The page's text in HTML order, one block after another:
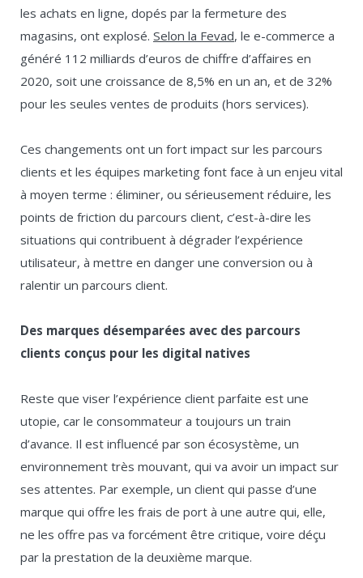
les achats en ligne, dopés par la fermeture des
magasins, ont explosé. Selon la Fevad, le e-commerce a
généré 112 milliards d’euros de chiffre d’affaires en
2020, soit une croissance de 8,5% en un an, et de 32%
pour les seules ventes de produits (hors services).
Ces changements ont un fort impact sur les parcours
clients et les équipes marketing font face à un enjeu vital
à moyen terme : éliminer, ou sérieusement réduire, les
points de friction du parcours client, c’est-à-dire les
situations qui contribuent à dégrader l’expérience
utilisateur, à mettre en danger une conversion ou à
ralentir un parcours client.
Des marques désemparées avec des parcours
clients conçus pour les digital natives
Reste que viser l’expérience client parfaite est une
utopie, car le consommateur a toujours un train
d’avance. Il est influencé par son écosystème, un
environnement très mouvant, qui va avoir un impact sur
ses attentes. Par exemple, un client qui passe d’une
marque qui offre les frais de port à une autre qui, elle,
ne les offre pas va forcément être critique, voire déçu
par la prestation de la deuxième marque.